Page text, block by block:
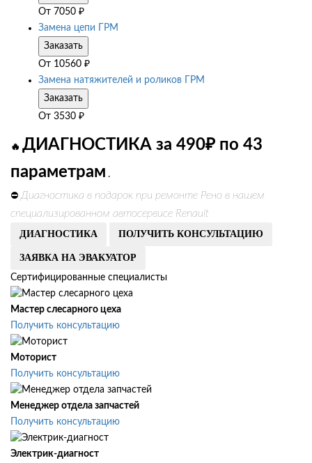
От 7050 ₽
Замена цепи ГРМ
Заказать
От 10560 ₽
Замена натяжителей и роликов ГРМ
Заказать
От 3530 ₽
🔥 ДИАГНОСТИКА за 490₽ по 43
параметрам .
⛔ Диагностика в подарок при ремонте Рено в нашем
специализированном автосервисе Renault
ДИАГНОСТИКА ПОЛУЧИТЬ КОНСУЛЬТАЦИЮ
ЗАЯВКА НА ЭВАКУАТОР
Сертифицированные специалисты
Мастер слесарного цеха
Получить консультацию
Моторист
Получить консультацию
Менеджер отдела запчастей
Получить консультацию
Электрик-диагност